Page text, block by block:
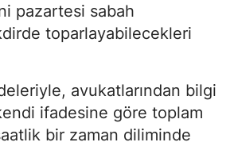
pazartesi sabah
toparlayabilecekleri
avukatlarından bilgi
ifadesine göre toplam
bir zaman diliminde